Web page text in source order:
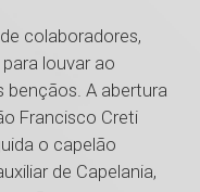
colaboradores,
louvar ao
bençãos. A abertura
Francisco Creti
o capelão
de Capelania,